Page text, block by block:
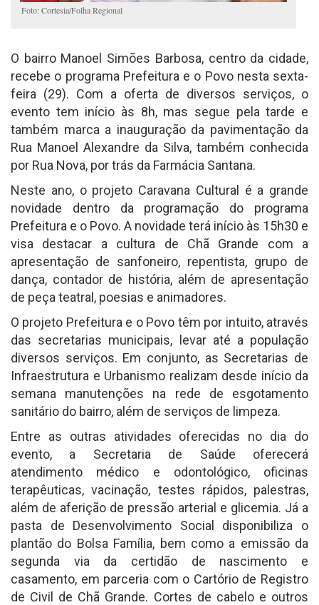
Foto: Cortesia/Folha Regional
O bairro Manoel Simões Barbosa, centro da cidade,
recebe o programa Prefeitura e o Povo nesta sexta-
feira (29). Com a oferta de diversos serviços, o
evento tem início às 8h, mas segue pela tarde e
também marca a inauguração da pavimentação da
Rua Manoel Alexandre da Silva, também conhecida
por Rua Nova, por trás da Farmácia Santana.
Neste ano, o projeto Caravana Cultural é a grande
novidade dentro da programação do programa
Prefeitura e o Povo. A novidade terá início às 15h30 e
visa destacar a cultura de Chã Grande com a
apresentação de sanfoneiro, repentista, grupo de
dança, contador de história, além de apresentação
de peça teatral, poesias e animadores.
O projeto Prefeitura e o Povo têm por intuito, através
das secretarias municipais, levar até a população
diversos serviços. Em conjunto, as Secretarias de
Infraestrutura e Urbanismo realizam desde início da
semana manutenções na rede de esgotamento
sanitário do bairro, além de serviços de limpeza.
Entre as outras atividades oferecidas no dia do
evento, a Secretaria de Saúde oferecerá
atendimento médico e odontológico, oficinas
terapêuticas, vacinação, testes rápidos, palestras,
além de aferição de pressão arterial e glicemia. Já a
pasta de Desenvolvimento Social disponibiliza o
plantão do Bolsa Família, bem como a emissão da
segunda via da certidão de nascimento e
casamento, em parceria com o Cartório de Registro
de Civil de Chã Grande. Cortes de cabelo e outros